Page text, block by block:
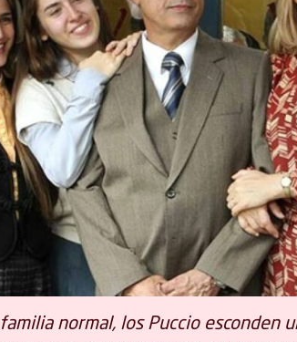
normal, los Puccio esconden